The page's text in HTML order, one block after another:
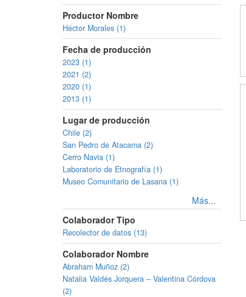
Productor Nombre
Héctor Morales (1)
Fecha de producción
2023 (1)
2021 (2)
2020 (1)
2013 (1)
Lugar de producción
Chile (2)
San Pedro de Atacama (2)
Cerro Navia (1)
Laboratorio de Etnografía (1)
Museo Comunitario de Lasana (1)
Más...
Colaborador Tipo
Recolector de datos (13)
Colaborador Nombre
Abraham Muñoz (2)
Natalia Valdés Jorquera – Valentina Córdova
(2)